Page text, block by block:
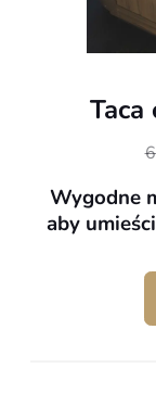
Wygodne
aby